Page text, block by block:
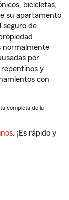
bicicletas,
su apartamento
seguro de
normalmente
por
y
con
completa de la
. ¡Es rápido y